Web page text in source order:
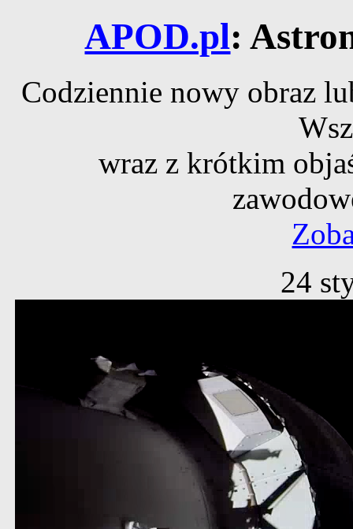
APOD.pl:
Codziennie nowy obraz
wraz z krótkim
24